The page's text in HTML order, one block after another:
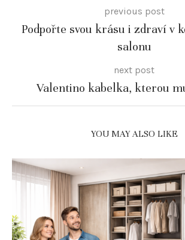
previous post
Podpořte svou krásu i zdraví v
salonu
next post
Valentino kabelka, kterou
YOU MAY ALSO LIKE